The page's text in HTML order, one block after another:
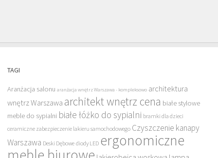
TAGI
Aranżacja salonu aranżacja wnętrz Warszawa - kompleksowo architektura
wnętrz Warszawa architekt wnętrz cena białe stylowe
meble do sypialni białe łóżko do sypialni bramki dla dzieci
ceramiczne zabezpieczenie lakieru samochodowego Czyszczenie kanapy
Warszawa Deski Dębowe diody LED ergonomiczne